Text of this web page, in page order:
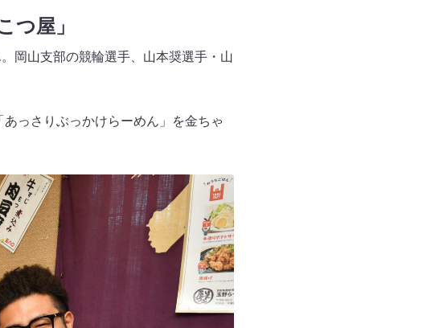
つ屋」
岡山支部の競輪選手、山本奨選手・山
っさりぶっかけらーめん」を金ちゃ